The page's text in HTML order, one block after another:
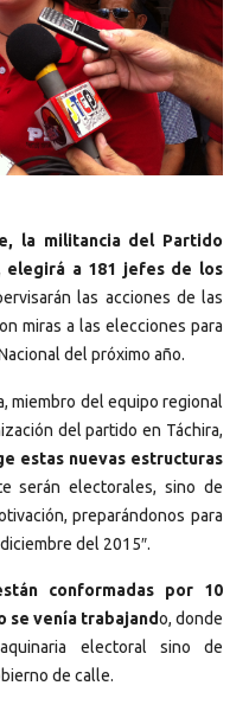
la militancia del Partido
elegirá a 181 jefes de los
las acciones de las
miras a las elecciones para
del próximo año.
miembro del equipo regional
del partido en Táchira,
estas nuevas estructuras
serán electorales, sino de
preparándonos para
del 2015″.
conformadas por 10
se venía trabajando, donde
electoral sino de
de calle.